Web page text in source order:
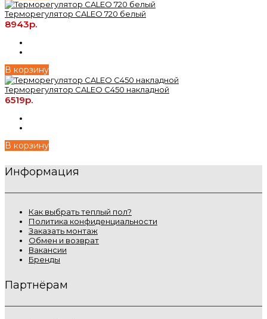
Терморегулятор CALEO 720 белый
8943р.
В корзину
Терморегулятор CALEO C450 накладной
6519р.
В корзину
Информация
Как выбрать теплый пол?
Политика конфиденциальности
Заказать монтаж
Обмен и возврат
Вакансии
Бренды
Партнёрам